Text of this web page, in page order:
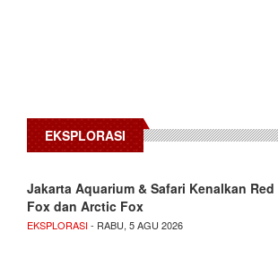
EKSPLORASI
Jakarta Aquarium & Safari Kenalkan Red
Fox dan Arctic Fox
EKSPLORASI- RABU, 5 AGU 2026